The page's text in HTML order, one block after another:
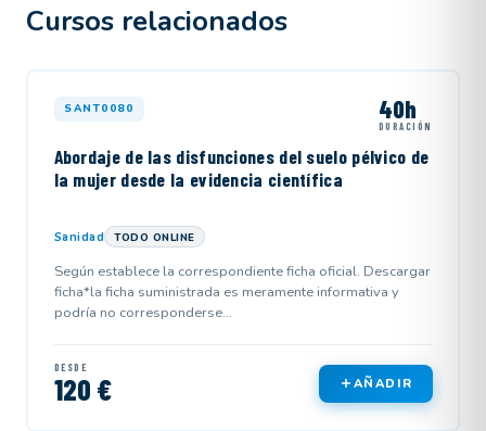
Cursos relacionados
SANT0080 40h
DURACIÓN
Abordaje de las disfunciones del suelo pélvico de
la mujer desde la evidencia científica
Sanidad TODO ONLINE
Según establece la correspondiente ficha oficial. Descargar
ficha*la ficha suministrada es meramente informativa y
podría no corresponderse...
DESDE
120 € AÑADIR